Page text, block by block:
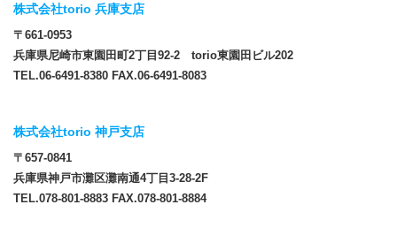
株式会社torio 兵庫支店
〒661-0953
兵庫県尼崎市東園田町2丁目92-2 torio東園田ビル202
TEL.06-6491-8380 FAX.06-6491-8083
株式会社torio 神戸支店
〒657-0841
兵庫県神戸市灘区灘南通4丁目3-28-2F
TEL.078-801-8883 FAX.078-801-8884